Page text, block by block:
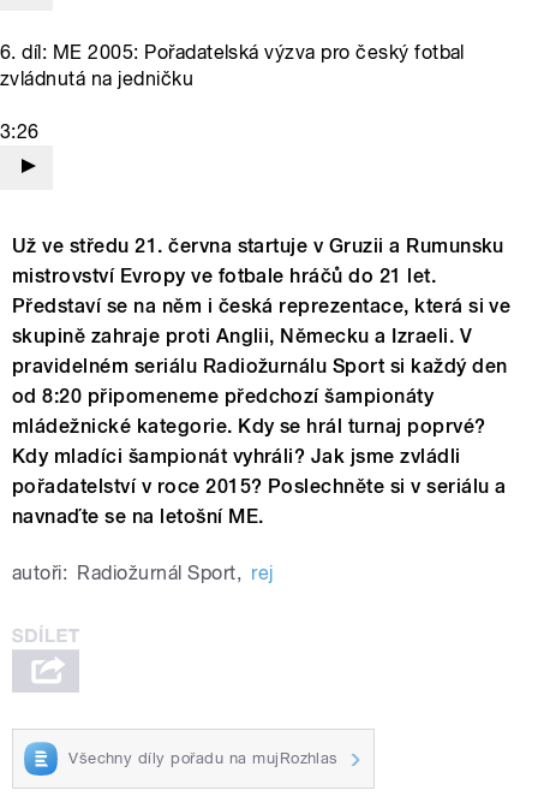
6. díl: ME 2005: Pořadatelská výzva pro český fotbal
zvládnutá na jedničku
3:26
Už ve středu 21. června startuje v Gruzii a Rumunsku
mistrovství Evropy ve fotbale hráčů do 21 let.
Představí se na něm i česká reprezentace, která si ve
skupině zahraje proti Anglii, Německu a Izraeli. V
pravidelném seriálu Radiožurnálu Sport si každý den
od 8:20 připomeneme předchozí šampionáty
mládežnické kategorie. Kdy se hrál turnaj poprvé?
Kdy mladíci šampionát vyhráli? Jak jsme zvládli
pořadatelství v roce 2015? Poslechněte si v seriálu a
navnaďte se na letošní ME.
autoři: Radiožurnál Sport, rej
Všechny díly pořadu na mujRozhlas